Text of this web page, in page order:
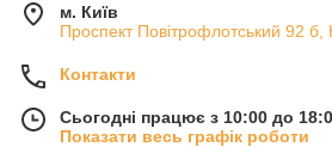
м. Київ
Проспект Повітрофлотський 92 б,
Контакти
Сьогодні працює з 10:00 до
Показати весь графік роботи